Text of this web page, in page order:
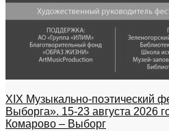
XIX Музыкально-поэтический
Выборга». 15-23 августа 2026
Комарово – Выборг